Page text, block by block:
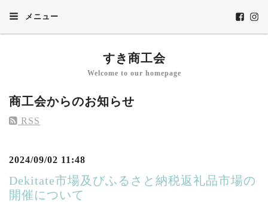
メニュー
すき商工会
Welcome to our homepage
商工会からのお知らせ
RSS
2024/09/02 11:48
Dekitate市場及びふるさと納税返礼品市場の
開催について